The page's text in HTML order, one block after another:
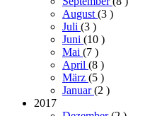
August (3 )
Juli (3 )
Juni (10 )
Mai (7 )
April (8 )
März (5 )
Januar(2 )
2017